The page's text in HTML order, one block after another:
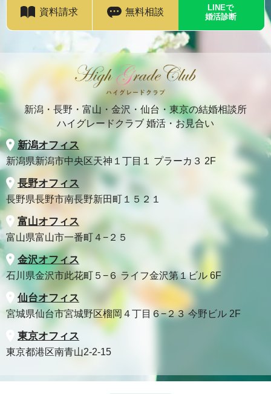
資料請求 無料相談
LINEで
婚活診断
新潟・長野・富山・金沢・仙台・東京の結婚相談所
ハイグレードクラブ 婚活・お見合い
新潟オフィス
新潟県新潟市中央区天神１丁目１ プラーカ３ 2F
長野オフィス
長野県長野市南長野新田町１５２１
富山オフィス
富山県富山市一番町４−２５
金沢オフィス
石川県金沢市此花町５−６ ライフ金沢第１ビル 6F
仙台オフィス
宮城県仙台市宮城野区榴岡４丁目６−２３ 今野ビル 2F
東京オフィス
東京都港区南青山2-2-15